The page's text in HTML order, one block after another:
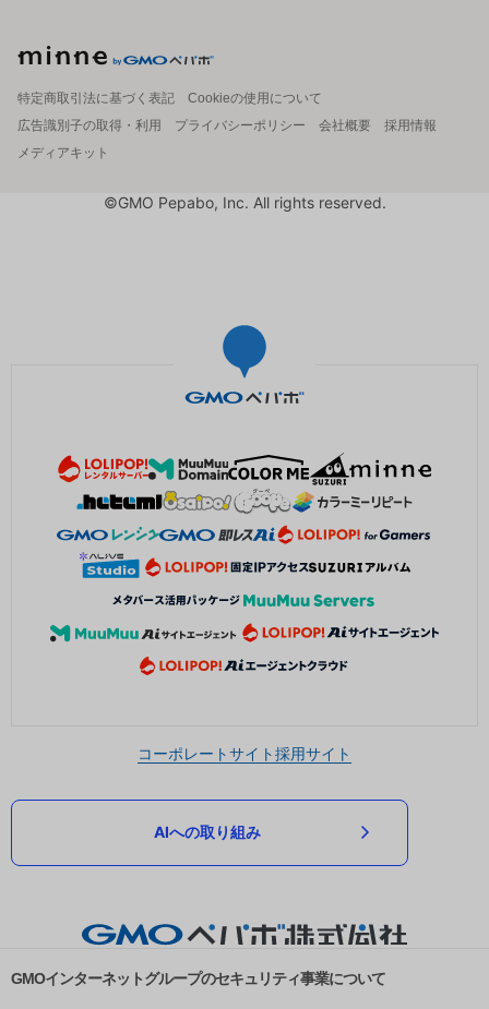
特定商取引法に基づく表記
Cookieの使用について
広告識別子の取得・利用
プライバシーポリシー 会社概要
採用情報
メディアキット
©GMO Pepabo, Inc. All rights reserved.
コーポレートサイト採用サイト
AIへの取り組み
GMOインターネットグループのセキュリティ事業について